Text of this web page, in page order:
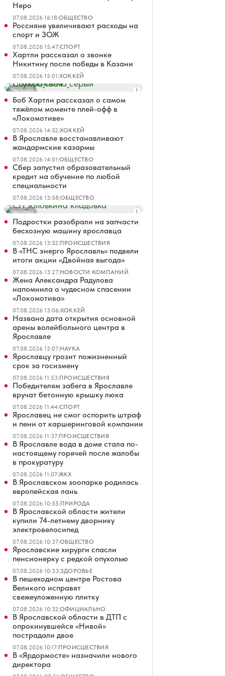
Неро
07.08.2026 16:18|ОБЩЕСТВО
Россияне увеличивают расходы на
спорт и ЗОЖ
07.08.2026 15:47|СПОРТ
Хартли рассказал о звонке
Никитину после победы в Казани
07.08.2026 15:01|ХОККЕЙ
Реклама
Боб Хартли рассказал о самом
тяжёлом моменте плей-офф в
«Локомотиве»
07.08.2026 14:52|ХОККЕЙ
В Ярославле восстанавливают
жандармские казармы
07.08.2026 14:01|ОБЩЕСТВО
Сбер запустил образовательный
кредит на обучение по любой
специальности
07.08.2026 13:58|ОБЩЕСТВО
Реклама
Подростки разобрали на запчасти
бесхозную машину ярославца
07.08.2026 13:52|ПРОИСШЕСТВИЯ
В «ТНС энерго Ярославль» подвели
итоги акции «Двойная выгода»
07.08.2026 13:27|НОВОСТИ КОМПАНИЙ
Жена Александра Радулова
напомнила о чудесном спасении
«Локомотива»
07.08.2026 13:06|ХОККЕЙ
Названа дата открытия основной
арены волейбольного центра в
Ярославле
07.08.2026 12:07|НАУКА
Ярославцу грозит пожизненный
срок за госизмену
07.08.2026 11:53|ПРОИСШЕСТВИЯ
Победителям забега в Ярославле
вручат бетонную крышку люка
07.08.2026 11:44|СПОРТ
Ярославец не смог оспорить штраф
и пени от каршеринговой компании
07.08.2026 11:37|ПРОИСШЕСТВИЯ
В Ярославле вода в доме стала по-
настоящему горячей после жалобы
в прокуратуру
07.08.2026 11:07|ЖКХ
В Ярославском зоопарке родилась
европейская лань
07.08.2026 10:55|ПРИРОДА
В Ярославской области жители
купили 74-летнему дворнику
электровелосипед
07.08.2026 10:37|ОБЩЕСТВО
Ярославские хирурги спасли
пенсионерку с редкой опухолью
07.08.2026 10:33|ЗДОРОВЬЕ
В пешеходном центре Ростова
Великого исправят
свежеуложенную плитку
07.08.2026 10:32|ОФИЦИАЛЬНО
В Ярославской области в ДТП с
опрокинувшейся «Нивой»
пострадали двое
07.08.2026 10:17|ПРОИСШЕСТВИЯ
В «Ярдормосте» назначили нового
директора